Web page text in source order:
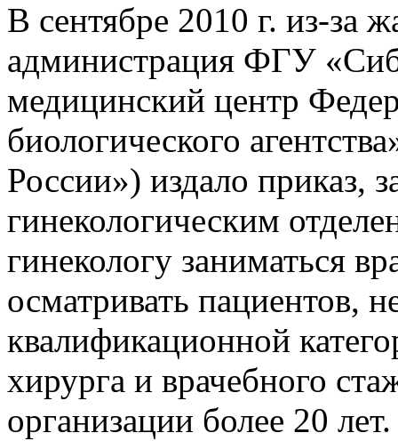
В сентябре 2010 г. из-за
администрация ФГУ
медицинский центр
биологического
России») издало
гинекологическим
гинекологу заниматься
осматривать пациентов,
квалификационной
хирурга и врачебного
организации более 20 лет.